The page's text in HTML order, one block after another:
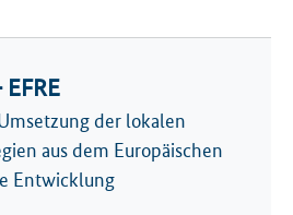
der lokalen
aus dem Europäischen
Entwicklung